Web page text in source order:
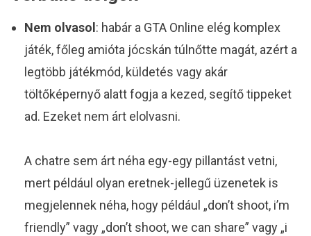
Nem olvasol : habár a GTA Online elég komplex
játék, főleg amióta jócskán túlnőtte magát, azért a
legtöbb játékmód, küldetés vagy akár
töltőképernyő alatt fogja a kezed, segítő tippeket
ad. Ezeket nem árt elolvasni.
A chatre sem árt néha egy-egy pillantást vetni,
mert például olyan eretnek-jellegű üzenetek is
megjelennek néha, hogy például „don’t shoot, i’m
friendly” vagy „don’t shoot, we can share” vagy „i